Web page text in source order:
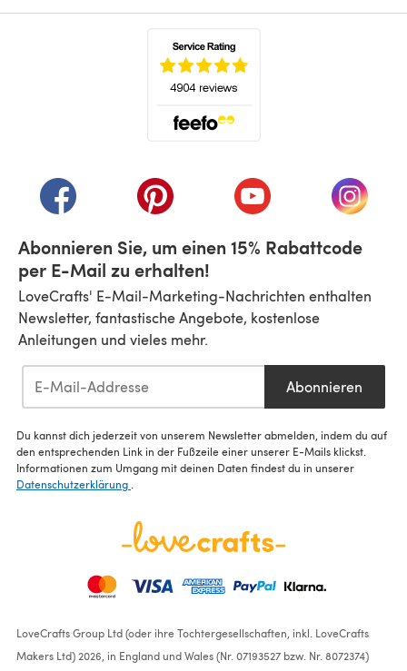
(öffnet sich in einem neuen Tab)
(öffnet sich in einem neuen Tab)
(öffnet sich in einem
(öffnet
Abonnieren Sie, um einen 15% Rabattcode
per E-Mail zu erhalten!
LoveCrafts' E-Mail-Marketing-Nachrichten enthalten
Newsletter, fantastische Angebote, kostenlose
Anleitungen und vieles mehr.
Abonnieren
Du kannst dich jederzeit von unserem Newsletter abmelden, indem du auf
den entsprechenden Link in der Fußzeile einer unserer E-Mails klickst.
Informationen zum Umgang mit deinen Daten findest du in unserer
Datenschutzerklärung .
LoveCrafts Group Ltd (oder ihre Tochtergesellschaften, inkl. LoveCrafts
Makers Ltd) 2026, in England und Wales (Nr. 07193527 bzw. Nr. 8072374)